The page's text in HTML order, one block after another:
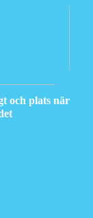
och plats när